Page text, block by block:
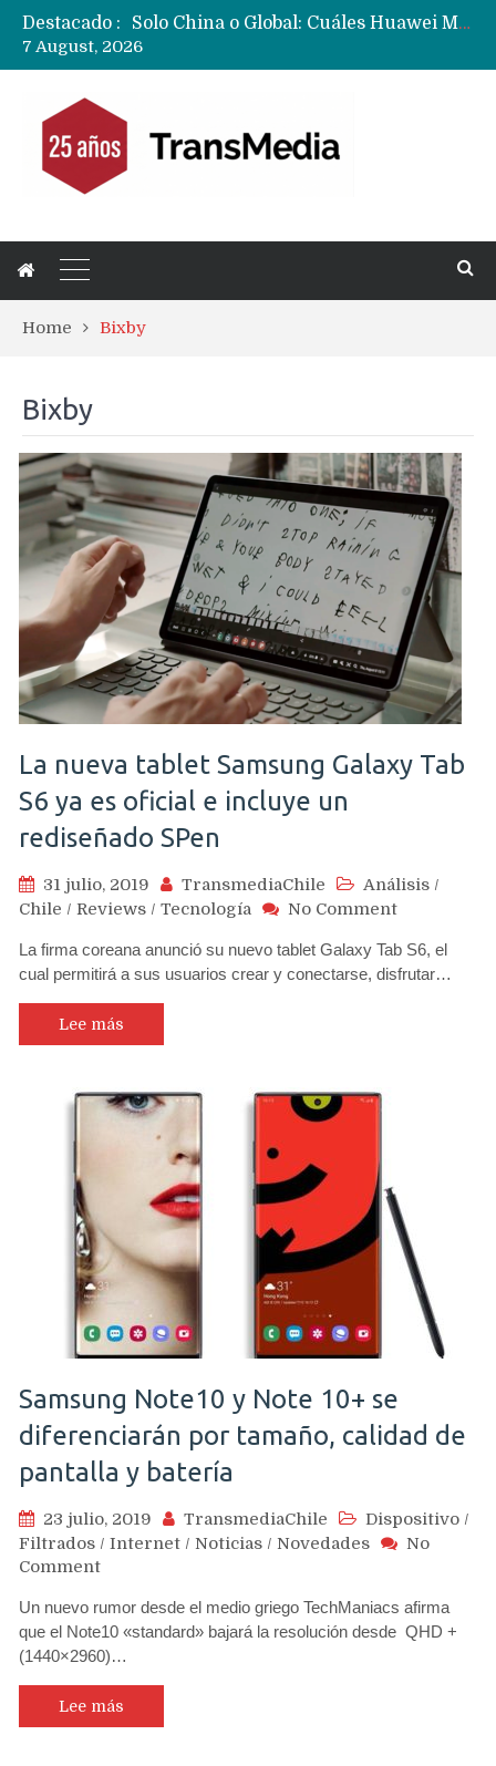
Destacado :
Solo China o Global: Cuáles Huawei MateBook, MatePad y Nova llegarán a Europa y LATAM?
Fabricantes suben precios de teléfonos y ganan más dinero en un mercado donde Xiaomi alerta por no mejorar ventas
7 August, 2026
Home Bixby
Bixby
La nueva tablet Samsung Galaxy Tab
S6 ya es oficial e incluye un
rediseñado SPen
31 julio, 2019 TransmediaChile Análisis /
Chile / Reviews / Tecnología No Commenton
nueva
tablet
un
rediseñado
SPen
La firma coreana anunció su nuevo tablet Galaxy Tab S6, el
cual permitirá a sus usuarios crear y conectarse, disfrutar…
Lee más
Samsung Note10 y Note 10+ se
diferenciarán por tamaño, calidad de
pantalla y batería
23 julio, 2019 TransmediaChile Dispositivo /
Filtrados / Internet / Noticias / Novedades
No
Commenton
Note10
y
Note
10+
se
diferenciarán
Un nuevo rumor desde el medio griego TechManiacs afirma
que el Note10 «standard» bajará la resolución desde QHD +
(1440×2960)…
Lee más